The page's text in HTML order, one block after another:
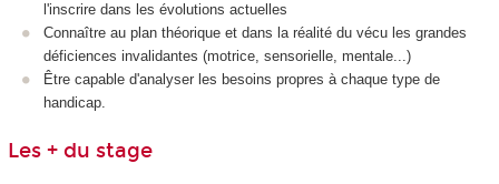
l'inscrire dans les évolutions actuelles
Connaître au plan théorique et dans la réalité du vécu les grandes
déficiences invalidantes (motrice, sensorielle, mentale...)
Être capable d'analyser les besoins propres à chaque type de
handicap.
Les + du stage